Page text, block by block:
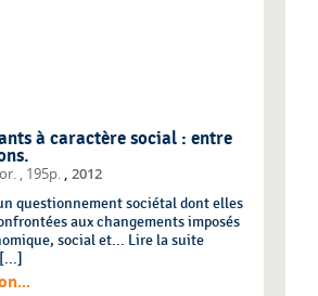
à caractère social : entre
, 195p. , 2012
questionnement sociétal dont elles
aux changements imposés
social et... Lire la suite